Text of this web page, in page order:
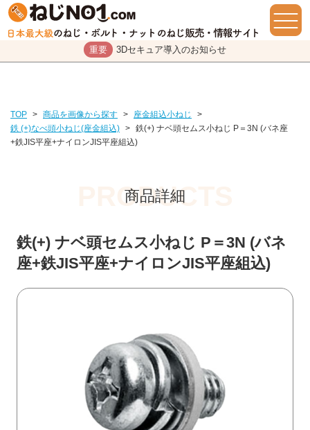
重要 3Dセキュア導入のお知らせ
TOP > 商品を画像から探す > 座金組込小ねじ
>
鉄 (+)なべ頭小ねじ(座金組込) > 鉄(+) ナベ頭セムス小ねじ P＝3N (バネ座
+鉄JIS平座+ナイロンJIS平座組込)
商品詳細
鉄(+) ナベ頭セムス小ねじ P＝3N (バネ
座+鉄JIS平座+ナイロンJIS平座組込)